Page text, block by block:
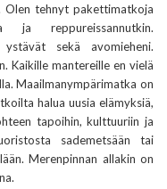
Olen tehnyt pakettimatkoja
ja reppureissannutkin.
sekä avomieheni.
Kaikille mantereille en vielä
Maailmanympärimatka on
halua uusia elämyksiä,
tapoihin, kulttuuriin ja
sademetsään tai
Merenpinnan allakin on